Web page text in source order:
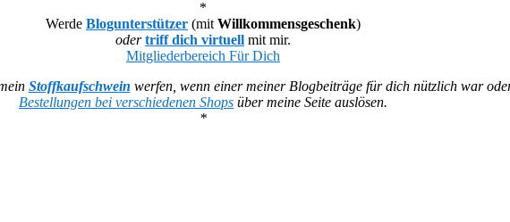
*
Werde Blogunterstützer (mit Willkommensgeschenk)
oder triff dich virtuell mit mir.
Mitgliederbereich Für Dich
Stoffkaufschwein werfen, wenn einer meiner Blogbeiträge für dich nützlich war
Bestellungen bei verschiedenen Shops über meine Seite auslösen.
*